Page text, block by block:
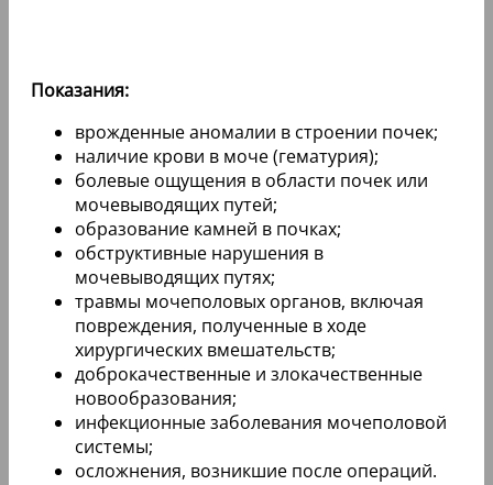
Показания:
врожденные аномалии в строении почек;
наличие крови в моче (гематурия);
болевые ощущения в области почек или
мочевыводящих путей;
образование камней в почках;
обструктивные нарушения в
мочевыводящих путях;
травмы мочеполовых органов, включая
повреждения, полученные в ходе
хирургических вмешательств;
доброкачественные и злокачественные
новообразования;
инфекционные заболевания мочеполовой
системы;
осложнения, возникшие после операций.